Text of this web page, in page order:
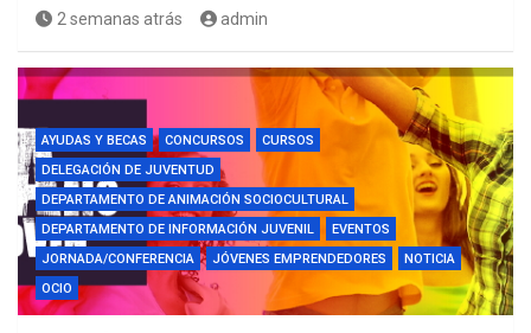
2 semanas atrás admin
AYUDAS Y BECAS CONCURSOS
CURSOS
DELEGACIÓN DE JUVENTUD
DEPARTAMENTO DE ANIMACIÓN SOCIOCULTURAL
DEPARTAMENTO DE INFORMACIÓN JUVENIL
EVENTOS
JORNADA/CONFERENCIA
JÓVENES EMPRENDEDORES
NOTICIA
OCIO